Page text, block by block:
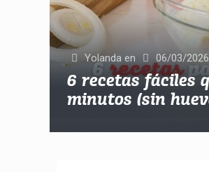
Yolanda en 06/03/2026
6 recetas fáciles
minutos (sin